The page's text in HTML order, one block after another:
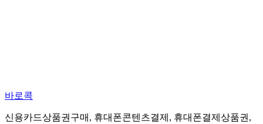
바로콕
신용카드상품권구매, 휴대폰콘텐츠결제, 휴대폰결제상품권,